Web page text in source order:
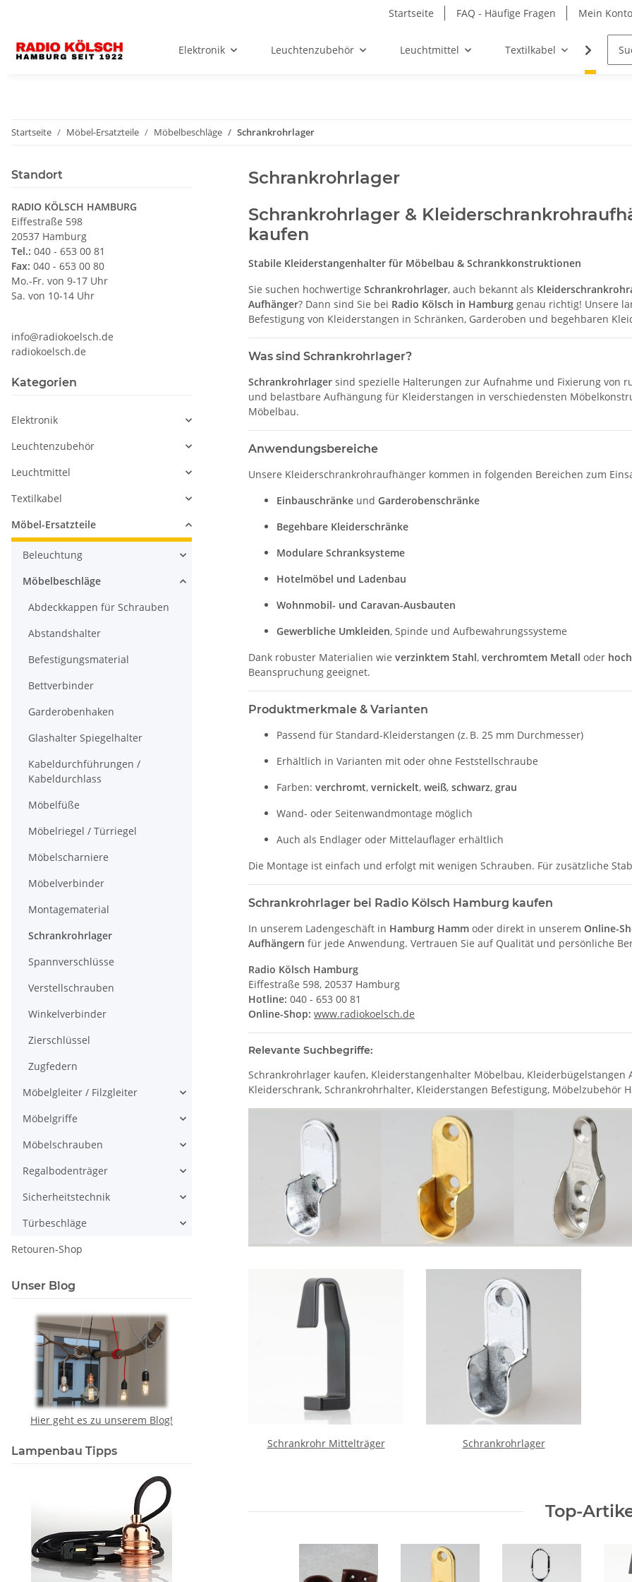
Startseite FAQ - Häufige Fragen Mein Konto
Elektronik Leuchtenzubehör Leuchtmittel Textilkabel
Startseite Möbel-Ersatzteile Möbelbeschläge Schrankrohrlager
Schrankrohrlager
Schrankrohrlager &
kaufen
Stabile Kleiderstangenhalter für Möbelbau & Schrankkonstruktionen
Sie suchen hochwertige Schrankrohrlager, auch bekannt als
Aufhänger? Dann sind Sie bei Radio Kölsch in Hamburg genau richtig! Unsere
Befestigung von Kleiderstangen in Schränken, Garderoben und begehbaren
Was sind Schrankrohrlager?
Schrankrohrlager sind spezielle Halterungen zur Aufnahme und Fixierung von
und belastbare Aufhängung für Kleiderstangen in verschiedensten
Möbelbau.
Anwendungsbereiche
Unsere Kleiderschrankrohraufhänger kommen in folgenden Bereichen zum
Einbauschränke und Garderobenschränke
Begehbare Kleiderschränke
Modulare Schranksysteme
Hotelmöbel und Ladenbau
Wohnmobil- und Caravan-Ausbauten
Gewerbliche Umkleiden, Spinde und Aufbewahrungssysteme
Dank robuster Materialien wie verzinktem Stahl, verchromtem Metall oder
Beanspruchung geeignet.
Produktmerkmale & Varianten
Passend für Standard-Kleiderstangen (z. B. 25 mm Durchmesser)
Erhältlich in Varianten mit oder ohne Feststellschraube
Farben: verchromt, vernickelt, weiß, schwarz, grau
Wand- oder Seitenwandmontage möglich
Auch als Endlager oder Mittelauflager erhältlich
Die Montage ist einfach und erfolgt mit wenigen Schrauben. Für zusätzliche
Schrankrohrlager bei Radio Kölsch Hamburg kaufen
In unserem Ladengeschäft in Hamburg Hamm oder direkt in unserem Online-
Aufhängern für jede Anwendung. Vertrauen Sie auf Qualität und persönliche
Radio Kölsch Hamburg
Eiffestraße 598, 20537 Hamburg
Hotline: 040 - 653 00 81
Online-Shop: www.radiokoelsch.de
Relevante Suchbegriffe:
Schrankrohrlager kaufen, Kleiderstangenhalter Möbelbau,
Kleiderschrank, Schrankrohrhalter, Kleiderstangen Befestigung, Möbelzubehör
Schrankrohr Mittelträger Schrankrohrlager
Top-
Standort
RADIO KÖLSCH HAMBURG
Eiffestraße 598
20537 Hamburg
Tel.: 040 - 653 00 81
Fax: 040 - 653 00 80
Mo.-Fr. von 9-17 Uhr
Sa. von 10-14 Uhr
info@radiokoelsch.de
radiokoelsch.de
Kategorien
Elektronik
Leuchtenzubehör
Leuchtmittel
Textilkabel
Möbel-Ersatzteile
Beleuchtung
Möbelbeschläge
Abdeckkappen für Schrauben
Abstandshalter
Befestigungsmaterial
Bettverbinder
Garderobenhaken
Glashalter Spiegelhalter
Kabeldurchführungen /
Kabeldurchlass
Möbelfüße
Möbelriegel / Türriegel
Möbelscharniere
Möbelverbinder
Montagematerial
Schrankrohrlager
Spannverschlüsse
Verstellschrauben
Winkelverbinder
Zierschlüssel
Zugfedern
Möbelgleiter / Filzgleiter
Möbelgriffe
Möbelschrauben
Regalbodenträger
Sicherheitstechnik
Türbeschläge
Retouren-Shop
Unser Blog
Hier geht es zu unserem Blog!
Lampenbau Tipps